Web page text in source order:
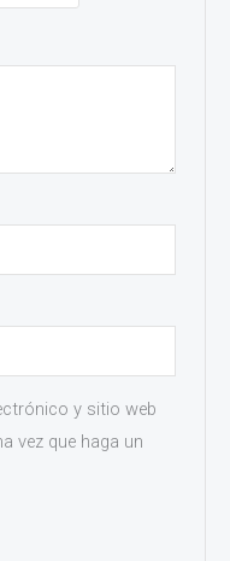
y sitio web
vez que haga un